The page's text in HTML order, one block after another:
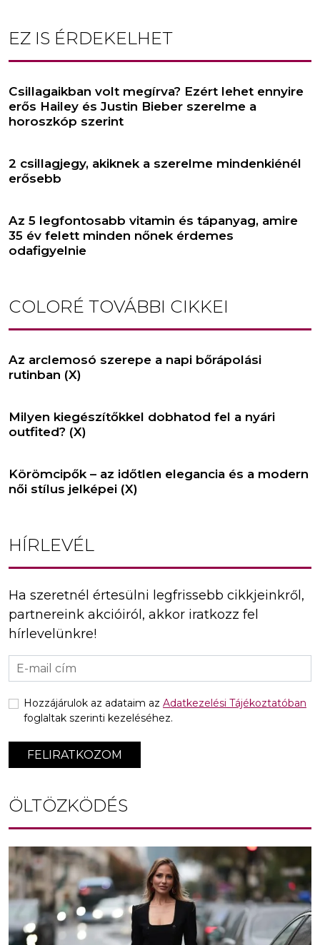
EZ IS ÉRDEKELHET
Csillagaikban volt megírva? Ezért lehet ennyire
erős Hailey és Justin Bieber szerelme a
horoszkóp szerint
2 csillagjegy, akiknek a szerelme mindenkiénél
erősebb
Az 5 legfontosabb vitamin és tápanyag, amire
35 év felett minden nőnek érdemes
odafigyelnie
COLORÉ TOVÁBBI CIKKEI
Az arclemosó szerepe a napi bőrápolási
rutinban (X)
Milyen kiegészítőkkel dobhatod fel a nyári
outfited? (X)
Körömcipők – az időtlen elegancia és a modern
női stílus jelképei (X)
HÍRLEVÉL
Ha szeretnél értesülni legfrissebb cikkjeinkről,
partnereink akcióiról, akkor iratkozz fel
hírlevelünkre!
FELIRATKOZOM
Hozzájárulok az adataim az Adatkezelési Tájékoztatóban
foglaltak szerinti kezeléséhez.
ÖLTÖZKÖDÉS